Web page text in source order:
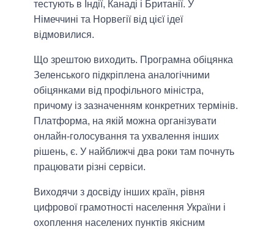
тестують в Індії, Канаді і Британії. У
Німеччині та Норвегії від цієї ідеї
відмовилися.
Що зрештою виходить. Програмна обіцянка
Зеленського підкріплена аналогічними
обіцянками від профільного міністра,
причому із зазначенням конкретних термінів.
Платформа, на якій можна організувати
онлайн-голосування та ухвалення інших
рішень, є. У найближчі два роки там почнуть
працювати різні сервіси.
Виходячи з досвіду інших країн, рівня
цифрової грамотності населення України і
охоплення населених пунктів якісним